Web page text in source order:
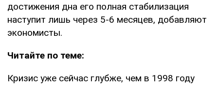
достижения дна его полная стабилизация
наступит лишь через 5-6 месяцев, добавляют
экономисты.
Читайте по теме:
Кризис уже сейчас глубже, чем в 1998 году